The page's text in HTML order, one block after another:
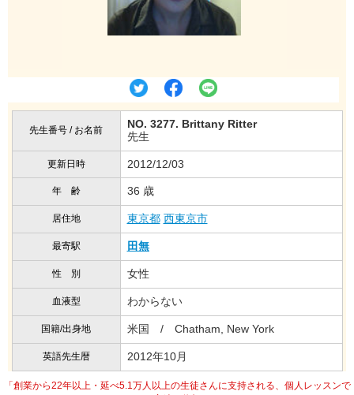
先生番号 / お名前
NO. 3277. Brittany Ritter
先生
更新日時 2012/12/03
年 齢 36 歳
居住地 東京都 西東京市
最寄駅 田無
性 別 女性
血液型 わからない
国籍/出身地 米国 / Chatham, New York
英語先生暦 2012年10月
「創業から22年以上・延べ5.1万人以上の生徒さんに支持される、個人レッスンで